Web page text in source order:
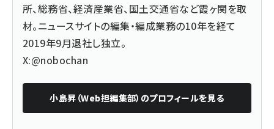
所、総務省、経済産業省、国土交通省など霞ヶ関を取
材。ニュースサイトの編集・編成業務の10年を経て
2019年9月退社し独立。
X:@nobochan
小島昇（Web担編集部） のプロフィールを見る